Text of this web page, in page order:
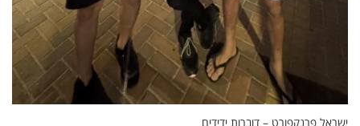
ישראל פרנקפורט – דוברות ידידים